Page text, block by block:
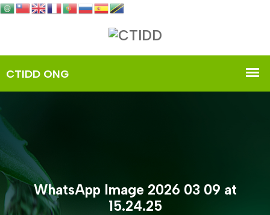
WhatsApp Image 2026 03 09 at
15.24.25